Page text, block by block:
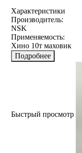
Характеристики
Производитель:
NSK
Применяемость:
Хино 10т маховик
Подробнее
Быстрый просмотр